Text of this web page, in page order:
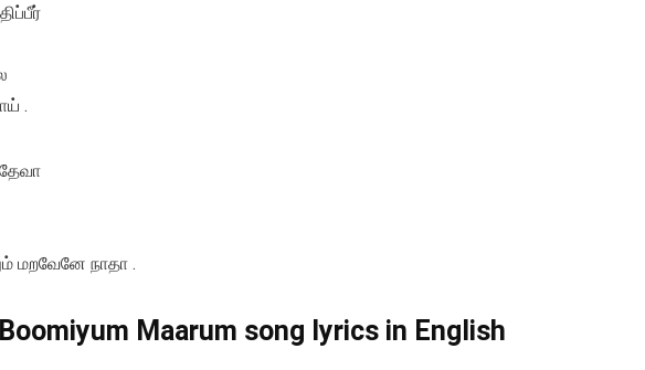
.
மறவேனே நாதா .
Maarum song lyrics in English